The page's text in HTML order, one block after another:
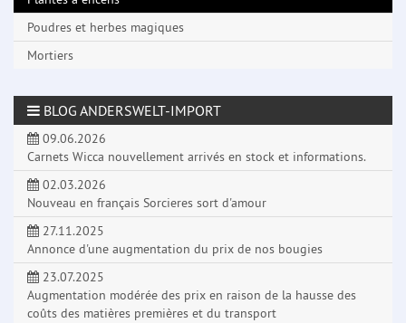
Poudres et herbes magiques
Mortiers
BLOG ANDERSWELT-IMPORT
09.06.2026
Carnets Wicca nouvellement arrivés en stock et informations.
02.03.2026
Nouveau en français Sorcieres sort d'amour
27.11.2025
Annonce d'une augmentation du prix de nos bougies
23.07.2025
Augmentation modérée des prix en raison de la hausse des
coûts des matières premières et du transport